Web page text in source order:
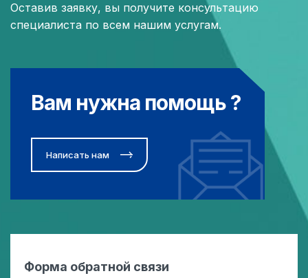
Оставив заявку, вы получите консультацию
специалиста по всем нашим услугам.
Вам нужна помощь ?
Написать нам
Форма обратной связи